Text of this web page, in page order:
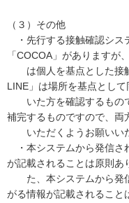
（３）その他
・先行する接触確認シス
「COCOA」がありますが
は個人を基点とした接
LINE」は場所を基点として
いた方を確認するもの
補完するものですので、両
いただくようお願いいた
・本システムから発信さ
が記載されることは原則あ
た、本システムから発
がる情報が記載されるこ